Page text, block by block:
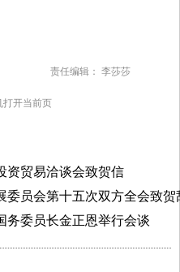
责任编辑： 李莎莎
打开当前页
资贸易洽谈会致贺信
委员会第十五次双方全会致贺
务委员长金正恩举行会谈